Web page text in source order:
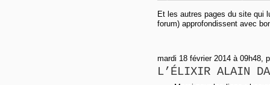
Et les autres pages du site qui
forum) approfondissent avec
mardi 18 février 2014 à 09h48,
L’ÉLIXIR ALAIN